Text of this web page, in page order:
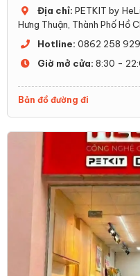
Địa chỉ: PETKIT by
Hưng Thuận, Thành Phố Hồ
Hotline: 0862 258 929
Giờ mở cửa: 8:30 -
Bản đồ đường đi